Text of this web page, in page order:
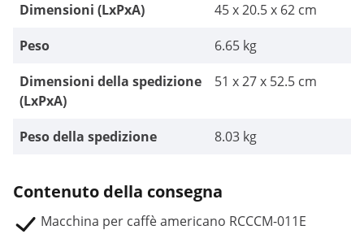
Dimensioni (LxPxA)
45 x 20.5 x 62 cm
Peso
6.65 kg
Dimensioni della spedizione
(LxPxA)
51 x 27 x 52.5 cm
Peso della spedizione 8.03 kg
Contenuto della consegna
Macchina per caffè americano RCCCM-011E